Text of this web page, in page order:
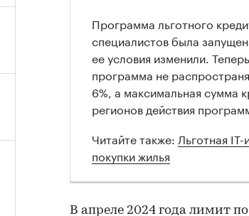
00:00
Программа льготного
специалистов была
ее условия изменили.
программа не
6%, а максимальная сумма
регионов действия
Читайте также: Льготная
покупки жилья
В апреле 2024 года лимит